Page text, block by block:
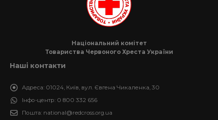
Національний комітет
Товариства Червоного Хреста України
Наші контакти
Адреса: 01024, Київ, вул. Євгена Чикаленка, 30
Інфо-центр: 0 800 332 656
Пошта: national@redcross.org.ua